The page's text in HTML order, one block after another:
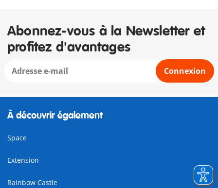
Abonnez-vous à la Newsletter et
profitez d'avantages
Connexion
À découvrir également
Space
Extension
Rainbow Castle